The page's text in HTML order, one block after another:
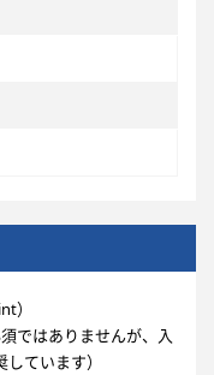
）
ではありませんが、入
ています）